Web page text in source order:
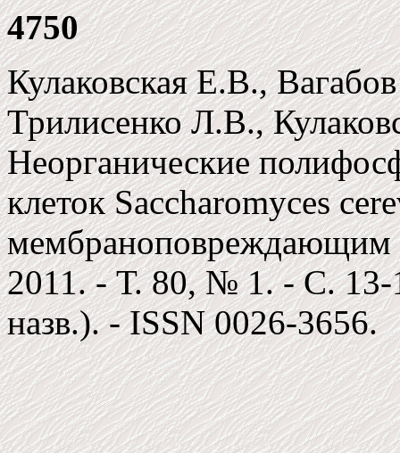
4750
Кулаковская Е.В.,
Трилисенко Л.В.,
Неорганические
клеток Saccharomyces
мембраноповреждающим
2011. - Т. 80, № 1. - С. 13-
назв.). - ISSN 0026-3656.